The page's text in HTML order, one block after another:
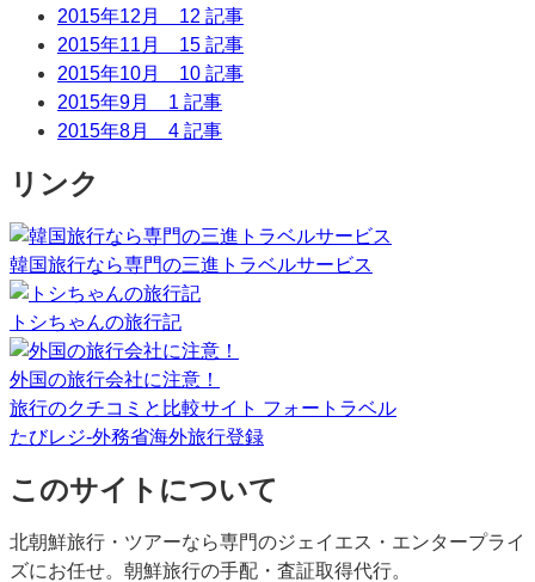
2015年12月 12 記事
2015年11月 15 記事
2015年10月 10 記事
2015年9月 1 記事
2015年8月 4 記事
リンク
韓国旅行なら専門の三進トラベルサービス
トシちゃんの旅行記
外国の旅行会社に注意！
旅行のクチコミと比較サイト フォートラベル
たびレジ-外務省海外旅行登録
このサイトについて
北朝鮮旅行・ツアーなら専門のジェイエス・エンタープライ
ズにお任せ。朝鮮旅行の手配・査証取得代行。